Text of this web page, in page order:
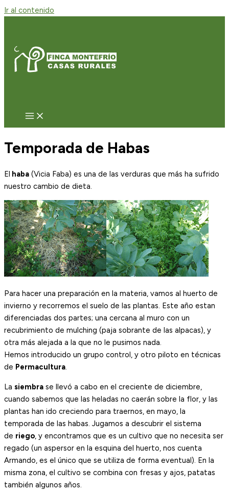
Ir al contenido
Temporada de Habas
El haba (Vicia Faba) es una de las verduras que más ha sufrido
nuestro cambio de dieta.
Para hacer una preparación en la materia, vamos al huerto de
invierno y recorremos el suelo de las plantas. Este año estan
diferenciadas dos partes; una cercana al muro con un
recubrimiento de mulching (paja sobrante de las alpacas), y
otra más alejada a la que no le pusimos nada.
Hemos introducido un grupo control, y otro piloto en técnicas
de Permacultura.
La siembra se llevó a cabo en el creciente de diciembre,
cuando sabemos que las heladas no caerán sobre la flor, y las
plantas han ido creciendo para traernos, en mayo, la
temporada de las habas. Jugamos a descubrir el sistema
de riego, y encontramos que es un cultivo que no necesita ser
regado (un aspersor en la esquina del huerto, nos cuenta
Armando, es el único que se utiliza de forma eventual). En la
misma zona, el cultivo se combina con fresas y ajos, patatas
también algunos años.